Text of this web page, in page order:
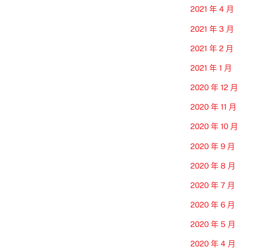
2021 年 4 月
2021 年 3 月
2021 年 2 月
2021 年 1 月
2020 年 12 月
2020 年 11 月
2020 年 10 月
2020 年 9 月
2020 年 8 月
2020 年 7 月
2020 年 6 月
2020 年 5 月
2020 年 4 月